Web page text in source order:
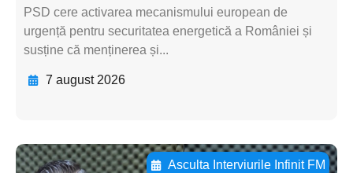
PSD cere activarea mecanismului european de
urgență pentru securitatea energetică a României și
susține că menținerea și...
7 august 2026
Asculta Interviurile Infinit FM